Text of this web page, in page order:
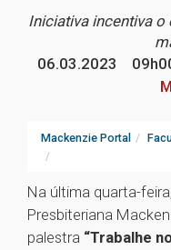
Iniciativa incentiva o
06.03.2023
Mackenzie Portal
Na última quarta-
Presbiteriana
palestra “Trabalhe